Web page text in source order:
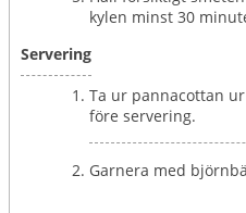
kylen minst 30
Servering
Ta ur pannacottan
före servering.
Garnera med